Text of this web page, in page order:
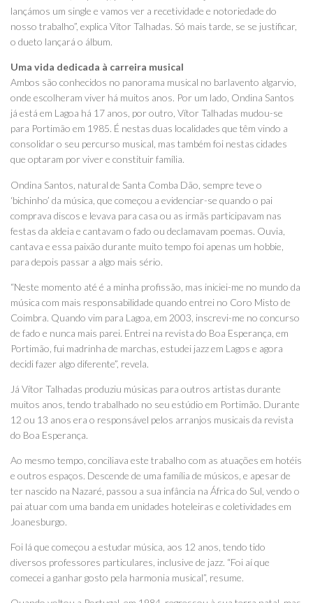
lançámos um single e vamos ver a recetividade e notoriedade do
nosso trabalho”, explica Vítor Talhadas. Só mais tarde, se se justificar,
o dueto lançará o álbum.
Uma vida dedicada à carreira musical
Ambos são conhecidos no panorama musical no barlavento algarvio,
onde escolheram viver há muitos anos. Por um lado, Ondina Santos
já está em Lagoa há 17 anos, por outro, Vítor Talhadas mudou-se
para Portimão em 1985. É nestas duas localidades que têm vindo a
consolidar o seu percurso musical, mas também foi nestas cidades
que optaram por viver e constituir família.
Ondina Santos, natural de Santa Comba Dão, sempre teve o
‘bichinho’ da música, que começou a evidenciar-se quando o pai
comprava discos e levava para casa ou as irmãs participavam nas
festas da aldeia e cantavam o fado ou declamavam poemas. Ouvia,
cantava e essa paixão durante muito tempo foi apenas um hobbie,
para depois passar a algo mais sério.
“Neste momento até é a minha profissão, mas iniciei-me no mundo da
música com mais responsabilidade quando entrei no Coro Misto de
Coimbra. Quando vim para Lagoa, em 2003, inscrevi-me no concurso
de fado e nunca mais parei. Entrei na revista do Boa Esperança, em
Portimão, fui madrinha de marchas, estudei jazz em Lagos e agora
decidi fazer algo diferente”, revela.
Já Vítor Talhadas produziu músicas para outros artistas durante
muitos anos, tendo trabalhado no seu estúdio em Portimão. Durante
12 ou 13 anos era o responsável pelos arranjos musicais da revista
do Boa Esperança.
Ao mesmo tempo, conciliava este trabalho com as atuações em hotéis
e outros espaços. Descende de uma família de músicos, e apesar de
ter nascido na Nazaré, passou a sua infância na África do Sul, vendo o
pai atuar com uma banda em unidades hoteleiras e coletividades em
Joanesburgo.
Foi lá que começou a estudar música, aos 12 anos, tendo tido
diversos professores particulares, inclusive de jazz. “Foi aí que
comecei a ganhar gosto pela harmonia musical”, resume.